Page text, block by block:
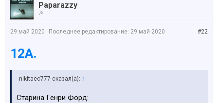
Paparazzy
☭
#22
29 май 2020 Последнее редактирование: 29 май 2020
12A.
nikitaec777 сказал(а): ↑
Старина Генри Форд: